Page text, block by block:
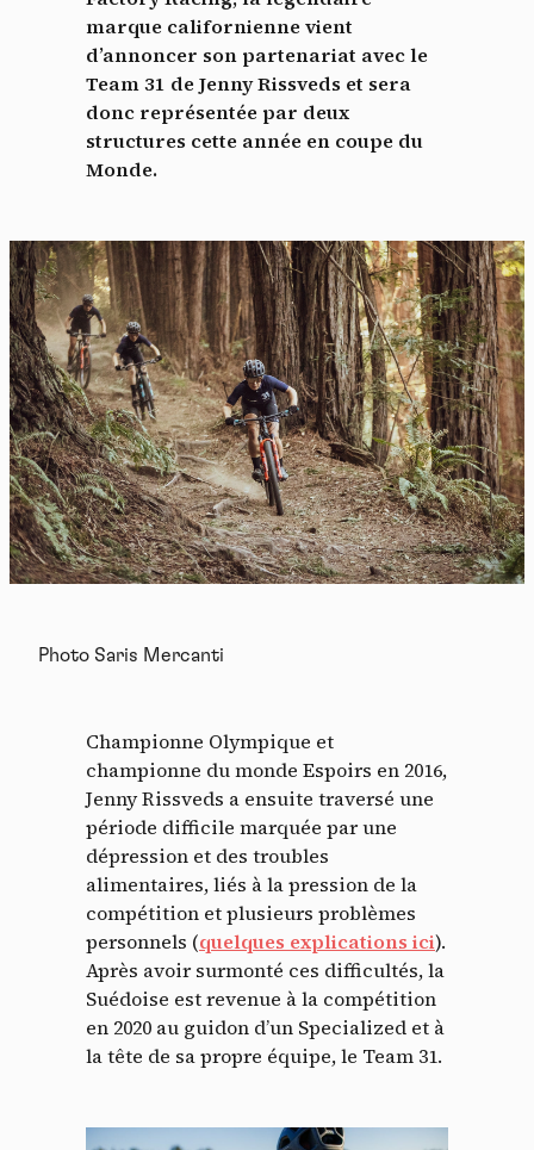
marque californienne vient
d’annoncer son partenariat avec le
Team 31 de Jenny Rissveds et sera
donc représentée par deux
structures cette année en coupe du
Monde.
Photo Saris Mercanti
Championne Olympique et
championne du monde Espoirs en 2016,
Jenny Rissveds a ensuite traversé une
période difficile marquée par une
dépression et des troubles
alimentaires, liés à la pression de la
compétition et plusieurs problèmes
personnels (quelques explications ici).
Après avoir surmonté ces difficultés, la
Suédoise est revenue à la compétition
en 2020 au guidon d’un Specialized et à
la tête de sa propre équipe, le Team 31.